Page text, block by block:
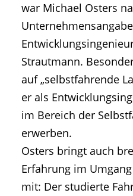
war Michael Osters
Strautmann.
auf „selbstfahrende
er als
im Bereich der
erwerben.
Osters bringt auch
Erfahrung im
mit: Der studierte